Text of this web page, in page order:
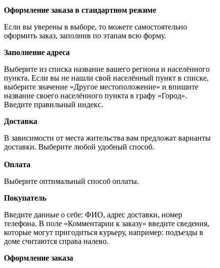
Оформление заказа в стандартном режиме
Если вы уверены в выборе, то можете самостоятельно
оформить заказ, заполнив по этапам всю форму.
Заполнение адреса
Выберите из списка название вашего региона и населённого
пункта. Если вы не нашли свой населённый пункт в списке,
выберите значение «Другое местоположение» и впишите
название своего населённого пункта в графу «Город».
Введите правильный индекс.
Доставка
В зависимости от места жительства вам предложат варианты
доставки. Выберите любой удобный способ.
Оплата
Выберите оптимальный способ оплаты.
Покупатель
Введите данные о себе: ФИО, адрес доставки, номер
телефона. В поле «Комментарии к заказу» введите сведения,
которые могут пригодиться курьеру, например: подъезды в
доме считаются справа налево.
Оформление заказа